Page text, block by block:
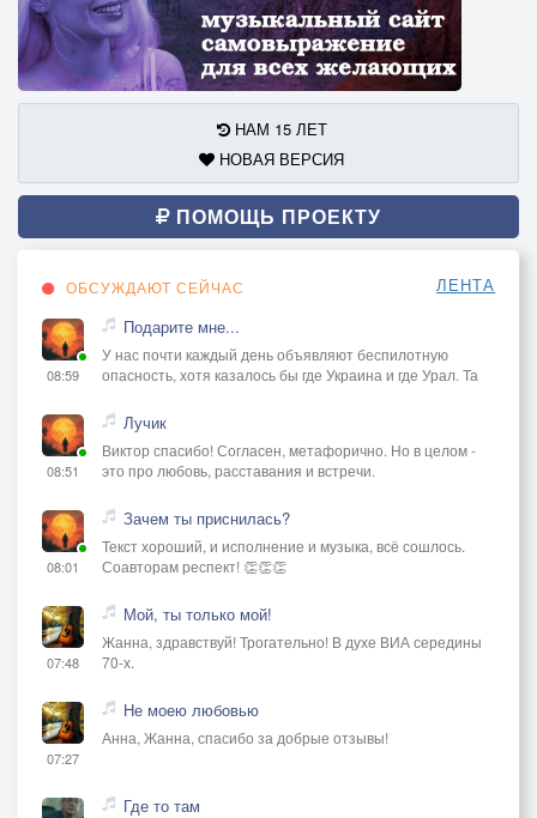
НАМ 15 ЛЕТ
НОВАЯ ВЕРСИЯ
ПОМОЩЬ ПРОЕКТУ
ОБСУЖДАЮТ СЕЙЧАС ЛЕНТА
08:59
Подарите мне...
У нас почти каждый день объявляют беспилотную
опасность, хотя казалось бы где Украина и где Урал. Та
08:51
Лучик
Виктор спасибо! Согласен, метафорично. Но в целом -
это про любовь, расставания и встречи.
08:01
Зачем ты приснилась?
Текст хороший, и исполнение и музыка, всё сошлось.
Соавторам респект! 👏👏👏
07:48
Мой, ты только мой!
Жанна, здравствуй! Трогательно! В духе ВИА середины
70-х.
07:27
Не моею любовью
Анна, Жанна, спасибо за добрые отзывы!
Где то там